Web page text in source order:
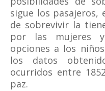
sigue los pasajeros,
de sobrevivir la
por las mujeres y
opciones a los
los datos
ocurridos entre
paz.